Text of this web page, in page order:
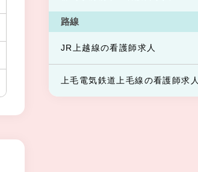
路線
JR上越線の看護師求人
上毛電気鉄道上毛線の看護師求人